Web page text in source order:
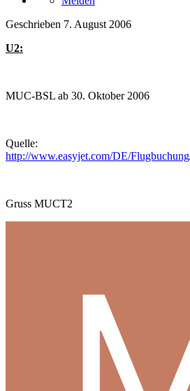
Geschrieben 7. August 2006
U2:
MUC-BSL ab 30. Oktober 2006
Quelle:
http://www.easyjet.com/DE/
Gruss MUCT2